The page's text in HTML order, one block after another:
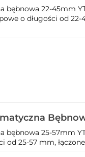
bębnowa 22-45mm
o długości od
bębnowa 25-57mm
od 25-57 mm,